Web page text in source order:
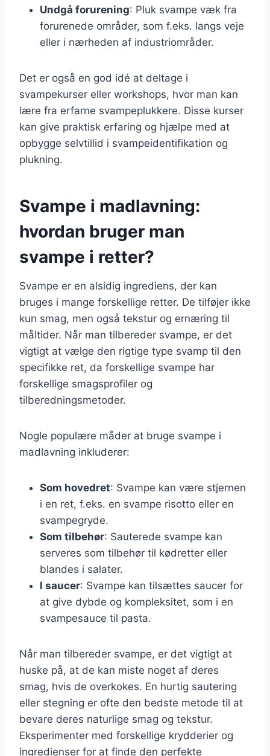
Undgå forurening: Pluk svampe væk fra
forurenede områder, som f.eks. langs veje
eller i nærheden af industriområder.
Det er også en god idé at deltage i
svampekurser eller workshops, hvor man kan
lære fra erfarne svampeplukkere. Disse kurser
kan give praktisk erfaring og hjælpe med at
opbygge selvtillid i svampeidentifikation og
plukning.
Svampe i madlavning:
hvordan bruger man
svampe i retter?
Svampe er en alsidig ingrediens, der kan
bruges i mange forskellige retter. De tilføjer ikke
kun smag, men også tekstur og ernæring til
måltider. Når man tilbereder svampe, er det
vigtigt at vælge den rigtige type svamp til den
specifikke ret, da forskellige svampe har
forskellige smagsprofiler og
tilberedningsmetoder.
Nogle populære måder at bruge svampe i
madlavning inkluderer:
Som hovedret: Svampe kan være stjernen
i en ret, f.eks. en svampe risotto eller en
svampegryde.
Som tilbehør: Sauterede svampe kan
serveres som tilbehør til kødretter eller
blandes i salater.
I saucer: Svampe kan tilsættes saucer for
at give dybde og kompleksitet, som i en
svampesauce til pasta.
Når man tilbereder svampe, er det vigtigt at
huske på, at de kan miste noget af deres
smag, hvis de overkokes. En hurtig sautering
eller stegning er ofte den bedste metode til at
bevare deres naturlige smag og tekstur.
Eksperimenter med forskellige krydderier og
ingredienser for at finde den perfekte